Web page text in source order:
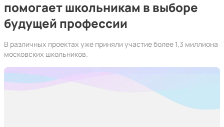
помогает школьникам в выборе
будущей профессии
В различных проектах уже приняли участие более 1,3 миллиона
московских школьников.